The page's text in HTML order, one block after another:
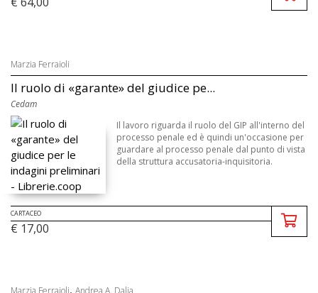
Marzia Ferraioli
Il ruolo di «garante» del giudice pe...
Cedam
Il lavoro riguarda il ruolo del GIP all'interno del
processo penale ed è quindi un'occasione per
guardare al processo penale dal punto di vista
della struttura accusatoria-inquisitoria.
CARTACEO
€ 17,00
Marzia Ferraioli, Andrea A. Dalia